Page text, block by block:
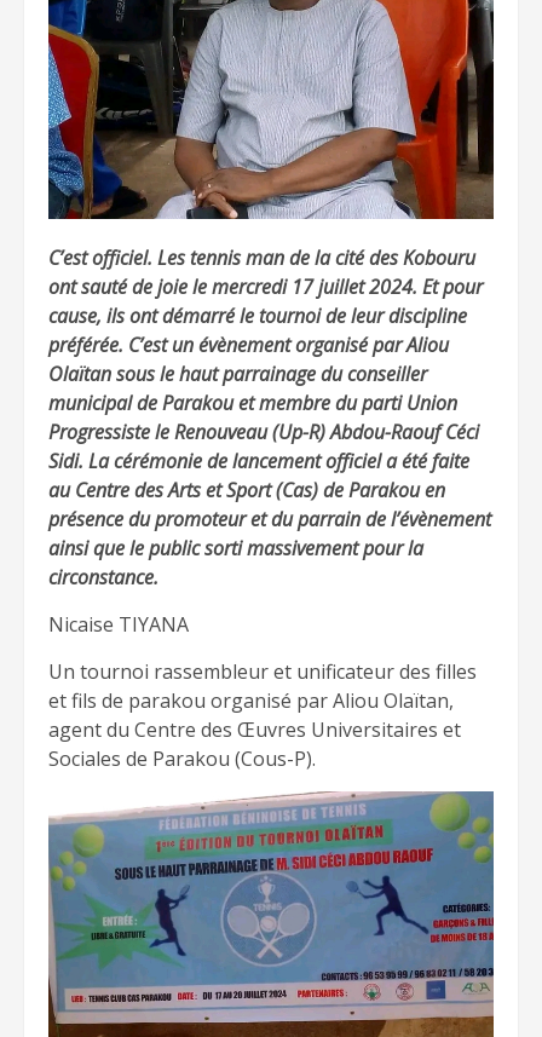
C’est officiel. Les tennis man de la cité des Kobouru
ont sauté de joie le mercredi 17 juillet 2024. Et pour
cause, ils ont démarré le tournoi de leur discipline
préférée. C’est un évènement organisé par Aliou
Olaïtan sous le haut parrainage du conseiller
municipal de Parakou et membre du parti Union
Progressiste le Renouveau (Up-R) Abdou-Raouf Céci
Sidi. La cérémonie de lancement officiel a été faite
au Centre des Arts et Sport (Cas) de Parakou en
présence du promoteur et du parrain de l’évènement
ainsi que le public sorti massivement pour la
circonstance.
Nicaise TIYANA
Un tournoi rassembleur et unificateur des filles
et fils de parakou organisé par Aliou Olaïtan,
agent du Centre des Œuvres Universitaires et
Sociales de Parakou (Cous-P).